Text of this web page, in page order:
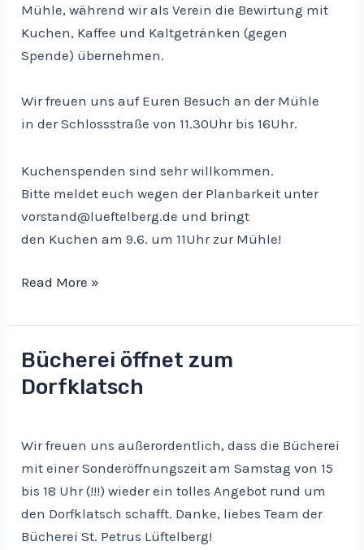
Mühle, während wir als Verein die Bewirtung mit
Kuchen, Kaffee und Kaltgetränken (gegen
Spende) übernehmen.
Wir freuen uns auf Euren Besuch an der Mühle
in der Schlossstraße von 11.30Uhr bis 16Uhr.
Kuchenspenden sind sehr willkommen.
Bitte meldet euch wegen der Planbarkeit unter
vorstand@lueftelberg.de und bringt
den Kuchen am 9.6. um 11Uhr zur Mühle!
Mühlentag
Read More »
Bücherei öffnet zum
Dorfklatsch
Wir freuen uns außerordentlich, dass die Bücherei
mit einer Sonderöffnungszeit am Samstag von 15
bis 18 Uhr (!!!) wieder ein tolles Angebot rund um
den Dorfklatsch schafft. Danke, liebes Team der
Bücherei St. Petrus Lüftelberg!